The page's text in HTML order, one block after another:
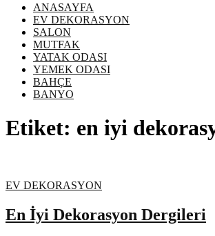
ANASAYFA
EV DEKORASYON
SALON
MUTFAK
YATAK ODASI
YEMEK ODASI
BAHÇE
BANYO
Etiket: en iyi
EV DEKORASYON
En İyi Dekorasyon Dergileri